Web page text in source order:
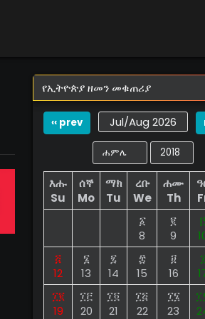
የኢትዮጵያ ዘመን መቁጠሪያ
‹‹ prev Jul/Aug 2026
እሑ
Su
ሰኞ
Mo
ማክ
Tu
ረቡ
We
ሐሙ
Th
፩
8
፪
9
፫
፭
12
፮
13
፯
14
፰
15
፱
16
፲
፲፪
19
፲፫
20
፲፬
21
፲፭
22
፲፮
23